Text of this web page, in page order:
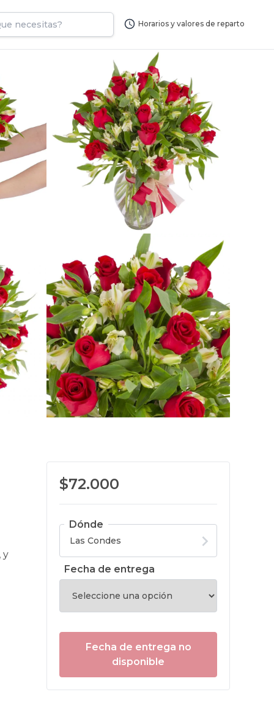
Horarios y valores de reparto
y
$72.000
Dónde
Fecha de entrega
Fecha de entrega no
disponible